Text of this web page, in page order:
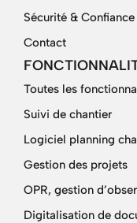
Sécurité & Confiance
Contact
Toutes les
Suivi de chantier
Logiciel planning
Gestion des projets
OPR, gestion
Digitalisation de